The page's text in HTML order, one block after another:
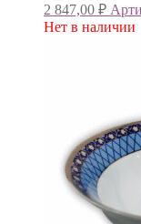
2 847,00 ₽
Нет в наличии